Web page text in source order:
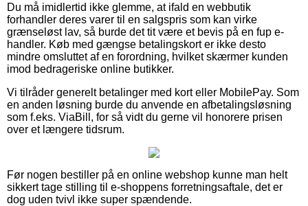
Du må imidlertid ikke glemme, at ifald en webbutik
forhandler deres varer til en salgspris som kan virke
grænseløst lav, så burde det tit være et bevis på en fup e-
handler. Køb med gængse betalingskort er ikke desto
mindre omsluttet af en forordning, hvilket skærmer kunden
imod bedrageriske online butikker.
Vi tilråder generelt betalinger med kort eller MobilePay. Som
en anden løsning burde du anvende en afbetalingsløsning
som f.eks. ViaBill, for så vidt du gerne vil honorere prisen
over et længere tidsrum.
Før nogen bestiller på en online webshop kunne man helt
sikkert tage stilling til e-shoppens forretningsaftale, det er
dog uden tvivl ikke super spændende.